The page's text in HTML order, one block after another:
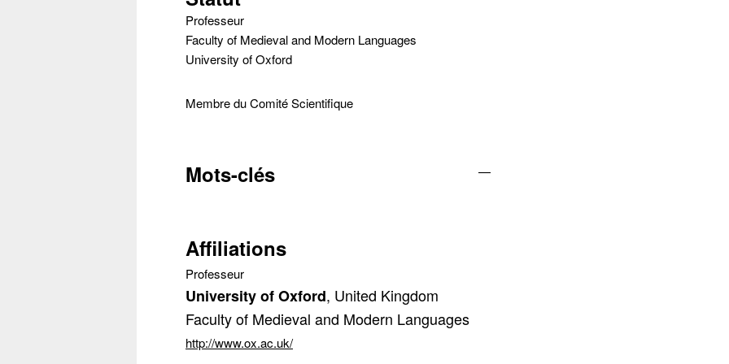
Professeur
Faculty of Medieval and Modern Languages
University of Oxford
Membre du Comité Scientifique
Mots-clés —
Affiliations
Professeur
University of Oxford, United Kingdom
Faculty of Medieval and Modern Languages
http://www.ox.ac.uk/